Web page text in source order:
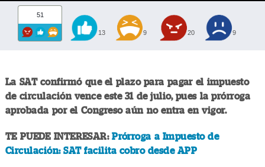
51
13 9 20 9
La SAT confirmó que el plazo para pagar el impuesto
de circulación vence este 31 de julio, pues la prórroga
aprobada por el Congreso aún no entra en vigor.
TE PUEDE INTERESAR:Prórroga a Impuesto de
Circulación: SAT facilita cobro desde APP